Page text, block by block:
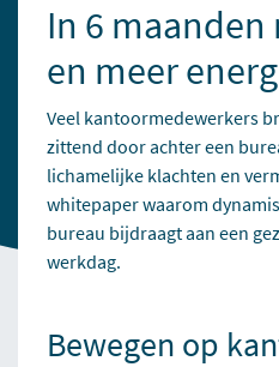
In 6
en meer
Veel kantoormedewerkers
zittend door achter een
lichamelijke klachten en
whitepaper waarom
bureau bijdraagt aan een
werkdag.
Bewegen op